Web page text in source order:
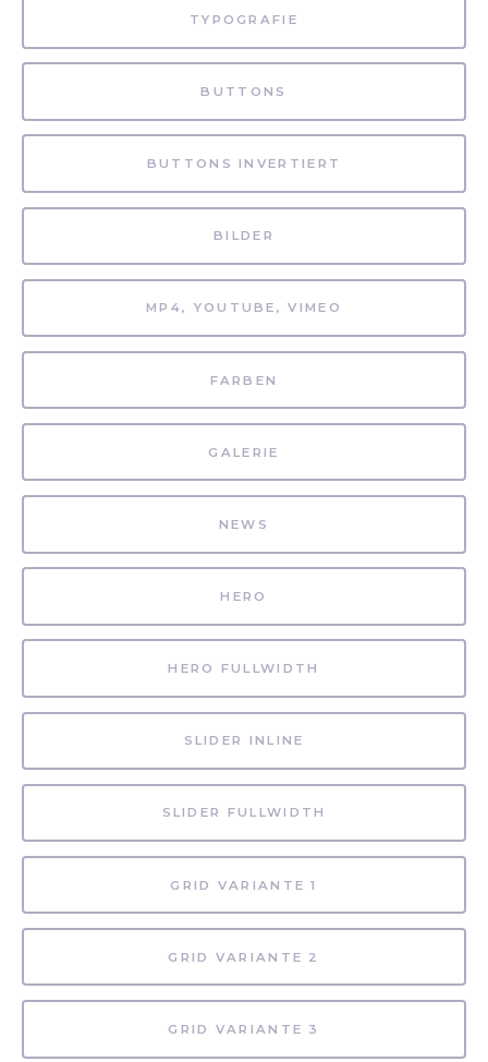
TYPOGRAFIE
BUTTONS
BUTTONS INVERTIERT
BILDER
MP4, YOUTUBE, VIMEO
FARBEN
GALERIE
NEWS
HERO
HERO FULLWIDTH
SLIDER INLINE
SLIDER FULLWIDTH
GRID VARIANTE 1
GRID VARIANTE 2
GRID VARIANTE 3